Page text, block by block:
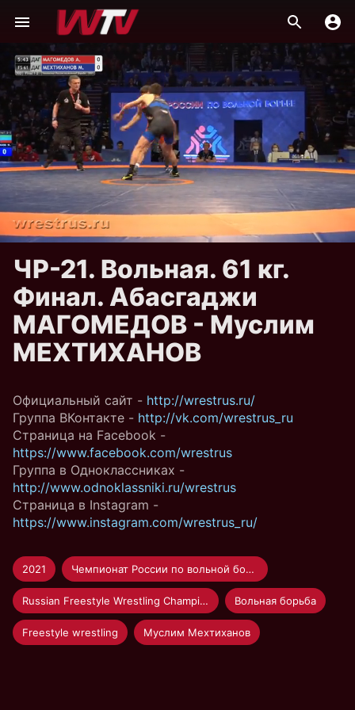
ЧР-21. Вольная. 61 кг.
Финал. Абасгаджи
МАГОМЕДОВ - Муслим
МЕХТИХАНОВ
Официальный сайт - http://wrestrus.ru/
Группа ВКонтакте - http://vk.com/wrestrus_ru
Страница на Facebook -
https://www.facebook.com/wrestrus
Группа в Одноклассниках -
http://www.odnoklassniki.ru/wrestrus
Страница в Instagram -
https://www.instagram.com/wrestrus_ru/
2021 Чемпионат России по вольной борьбе 2021
Russian Freestyle Wrestling Championship 2021 Вольная борьба
Freestyle wrestling Муслим Мехтиханов